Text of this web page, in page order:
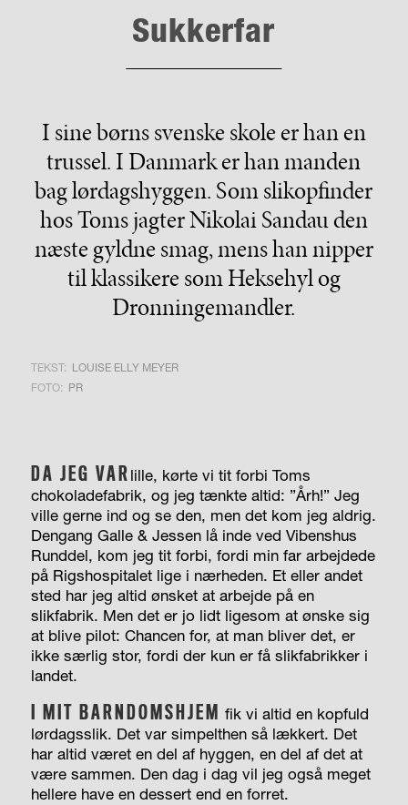
Sukkerfar
I sine børns svenske skole er han en
trussel. I Danmark er han manden
bag lørdagshyggen. Som slikopfinder
hos Toms jagter Nikolai Sandau den
næste gyldne smag, mens han nipper
til klassikere som Heksehyl og
Dronningemandler.
TEKST: LOUISE ELLY MEYER
FOTO: PR
DA JEG VARlille, kørte vi tit forbi Toms
chokoladefabrik, og jeg tænkte altid: ”Årh!” Jeg
ville gerne ind og se den, men det kom jeg aldrig.
Dengang Galle & Jessen lå inde ved Vibenshus
Runddel, kom jeg tit forbi, fordi min far arbejdede
på Rigshospitalet lige i nærheden. Et eller andet
sted har jeg altid ønsket at arbejde på en
slikfabrik. Men det er jo lidt ligesom at ønske sig
at blive pilot: Chancen for, at man bliver det, er
ikke særlig stor, fordi der kun er få slikfabrikker i
landet.
I MIT BARNDOMSHJEM fik vi altid en kopfuld
lørdagsslik. Det var simpelthen så lækkert. Det
har altid været en del af hyggen, en del af det at
være sammen. Den dag i dag vil jeg også meget
hellere have en dessert end en forret.